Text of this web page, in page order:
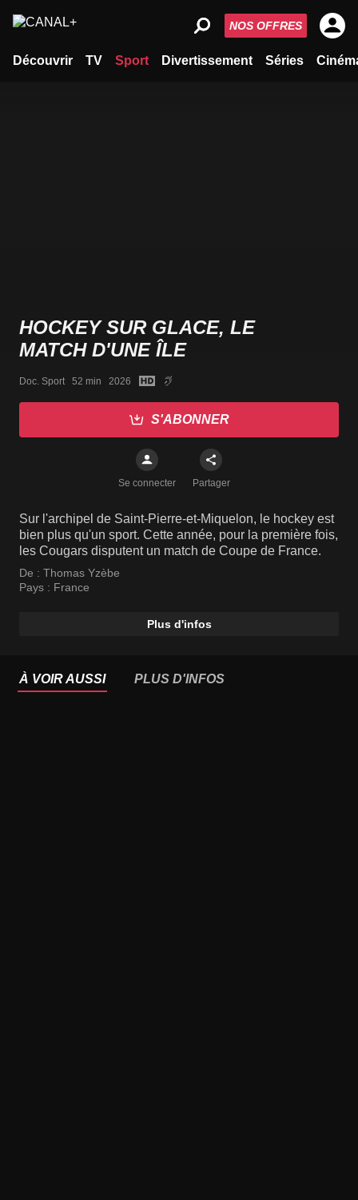
Découvrir TV Sport Divertissement Séries
NOS OFFRES
HOCKEY SUR GLACE, LE
MATCH D'UNE ÎLE
Doc. Sport   52 min   2026
S'ABONNER
Se connecter Partager
Sur l'archipel de Saint-Pierre-et-Miquelon, le hockey est
bien plus qu'un sport. Cette année, pour la première fois,
les Cougars disputent un match de Coupe de France.
De : Thomas Yzèbe
Pays : France
Plus d'infos
À VOIR AUSSI PLUS D'INFOS